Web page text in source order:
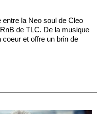
la Neo soul de Cleo
de TLC. De la musique
coeur et offre un brin de